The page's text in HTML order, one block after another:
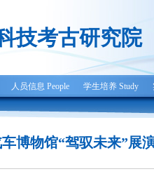
技考古研究院
人员信息 People 学生培养 Study
博物馆“驾驭未来”展